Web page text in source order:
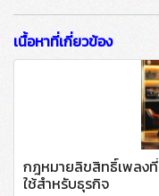
เนื้อหาที่เกี่ยวข้อง
กฎหมายลิขสิทธิ์เพลงที่
ใช้สำหรับธุรกิจ